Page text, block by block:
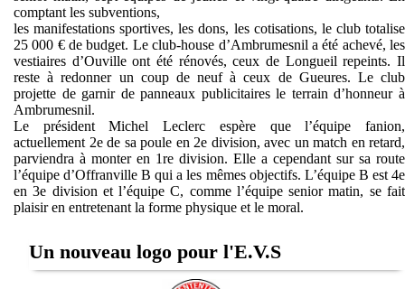
comptant les subventions,
les manifestations sportives, les dons, les cotisations, le club totalise
25 000 € de budget. Le club-house d’Ambrumesnil a été achevé, les
vestiaires d’Ouville ont été rénovés, ceux de Longueil repeints. Il
reste à redonner un coup de neuf à ceux de Gueures. Le club
projette de garnir de panneaux publicitaires le terrain d’honneur à
Ambrumesnil.
Le président Michel Leclerc espère que l’équipe fanion,
actuellement 2e de sa poule en 2e division, avec un match en retard,
parviendra à monter en 1re division. Elle a cependant sur sa route
l’équipe d’Offranville B qui a les mêmes objectifs. L’équipe B est 4e
en 3e division et l’équipe C, comme l’équipe senior matin, se fait
plaisir en entretenant la forme physique et le moral.
Un nouveau logo pour l'E.V.S